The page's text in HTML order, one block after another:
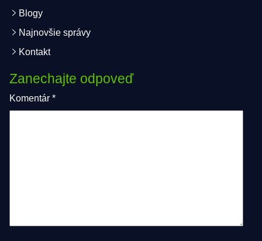
Blogy
Najnovšie správy
Kontakt
Zanechajte odpoveď
Komentár *